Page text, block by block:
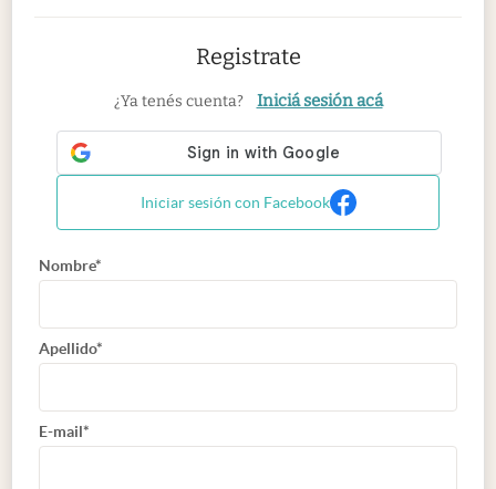
Registrate
¿Ya tenés cuenta? Iniciá sesión acá
Iniciar sesión con Facebook
Nombre*
Apellido*
E-mail*